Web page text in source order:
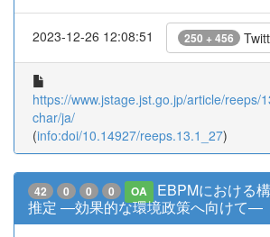
2023-12-26 12:08:51 250 + 456
https://www.jstage.jst.go.jp/article/reeps/
char/ja/
(info:doi/10.14927/reeps.13.1_27)
42 0 0 0 OA
EBPMにおける
推定 ―効果的な環境政策へ向けて―